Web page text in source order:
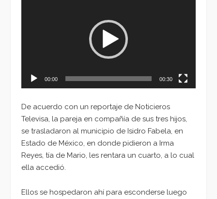
00:00 00:30
De acuerdo con un reportaje de Noticieros
Televisa, la pareja en compañía de sus tres hijos,
se trasladaron al municipio de Isidro Fabela, en
Estado de México, en donde pidieron a Irma
Reyes, tía de Mario, les rentara un cuarto, a lo cual
ella accedió.
Ellos se hospedaron ahí para esconderse luego